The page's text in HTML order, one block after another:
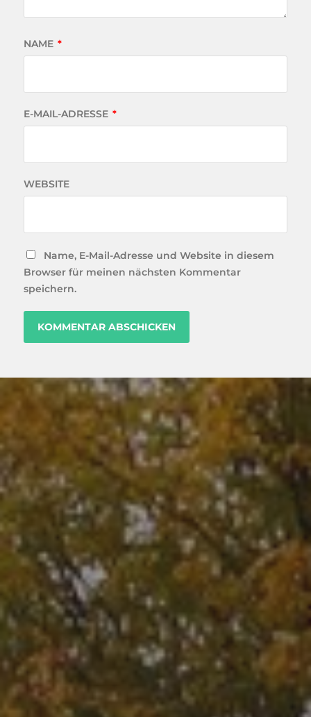
NAME *
E-MAIL-ADRESSE *
WEBSITE
Name, E-Mail-Adresse und Website in diesem
Browser für meinen nächsten Kommentar
speichern.